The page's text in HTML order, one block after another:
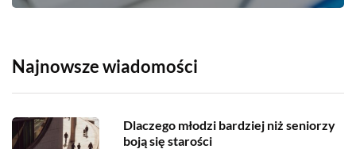
Najnowsze wiadomości
Dlaczego młodzi bardziej niż seniorzy
boją się starości